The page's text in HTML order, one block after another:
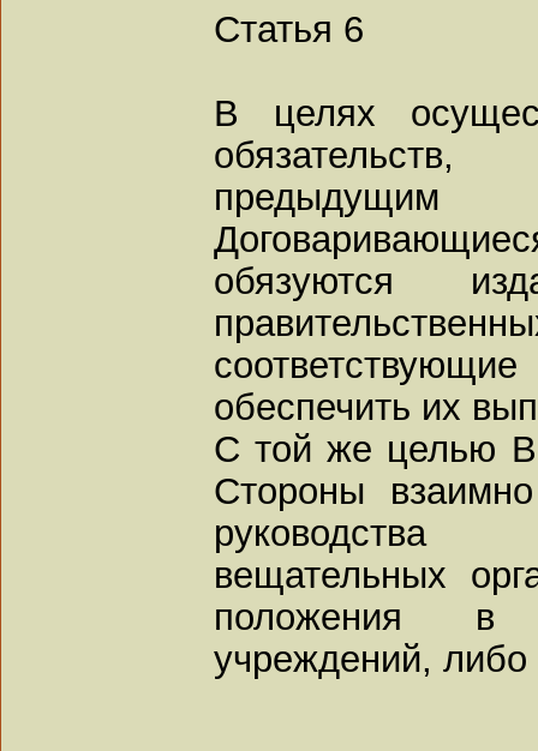
Статья 6
В целях
обязуются
обеспечить их
С той же целью
Стороны
вещательных
положения в
учреждений, либо